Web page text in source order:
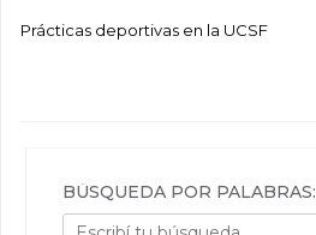
Prácticas deportivas en la UCSF
BÚSQUEDA POR PALABRAS: